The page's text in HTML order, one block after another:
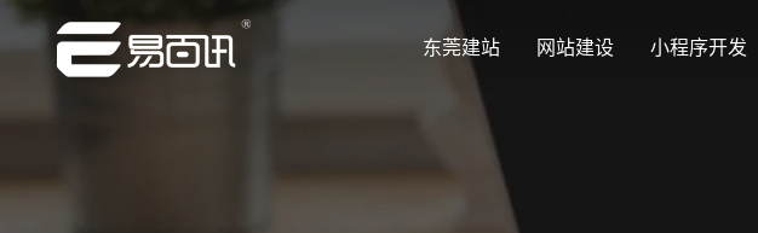
东莞建站 网站建设 小程序开发